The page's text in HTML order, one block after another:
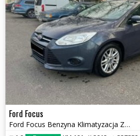
Ford Focus
Ford Focus Benzyna Klimatyzacja Zamiana